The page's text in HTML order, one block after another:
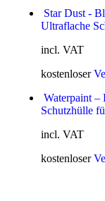
Star Dust -
Ultraflache
incl. VAT
kostenloser
Waterpaint –
Schutzhülle
incl. VAT
kostenloser